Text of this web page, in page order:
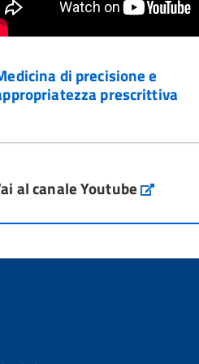
di precisione e
prescrittiva
al canale Youtube